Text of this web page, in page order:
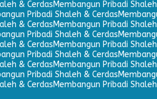
& CerdasMembangun Pribadi
Pribadi Shaleh & Cerdas
& CerdasMembangun Pribadi
Pribadi Shaleh & Cerdas
& CerdasMembangun Pribadi
Pribadi Shaleh & Cerdas
& CerdasMembangun Pribadi
Pribadi Shaleh & Cerdas
& CerdasMembangun Pribadi